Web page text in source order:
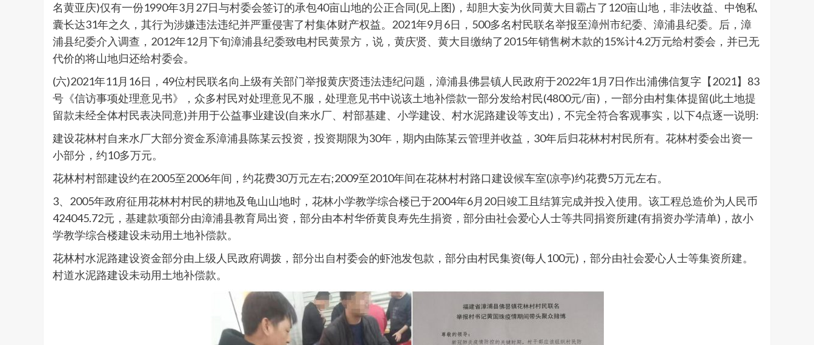
名黄亚庆)仅有一份1990年3月27日与村委会签订的承包40亩山地的公正合同(见上图)，却胆大妄为伙同黄大目霸占了120亩山地，非法收益、中饱私
囊长达31年之久，其行为涉嫌违法违纪并严重侵害了村集体财产权益。2021年9月6日，500多名村民联名举报至漳州市纪委、漳浦县纪委。后，漳
浦县纪委介入调查，2012年12月下旬漳浦县纪委致电村民黄景方，说，黄庆贤、黄大目缴纳了2015年销售树木款的15%计4.2万元给村委会，并已无
代价的将山地归还给村委会。
(六)2021年11月16日，49位村民联名向上级有关部门举报黄庆贤违法违纪问题，漳浦县佛昙镇人民政府于2022年1月7日作出浦佛信复字【2021】83
号《信访事项处理意见书》，众多村民对处理意见不服，处理意见书中说该土地补偿款一部分发给村民(4800元/亩)，一部分由村集体提留(此土地提
留款未经全体村民表决同意)并用于公益事业建设(自来水厂、村部基建、小学建设、村水泥路建设等支出)，不完全符合客观事实，以下4点逐一说明:
建设花林村自来水厂大部分资金系漳浦县陈某云投资，投资期限为30年，期内由陈某云管理并收益，30年后归花林村村民所有。花林村委会出资一
小部分，约10多万元。
花林村村部建设约在2005至2006年间，约花费30万元左右;2009至2010年间在花林村村路口建设候车室(凉亭)约花费5万元左右。
3、2005年政府征用花林村村民的耕地及龟山山地时，花林小学教学综合楼已于2004年6月20日竣工且结算完成并投入使用。该工程总造价为人民币
424045.72元，基建款项部分由漳浦县教育局出资，部分由本村华侨黄良寿先生捐资，部分由社会爱心人士等共同捐资所建(有捐资办学清单)，故小
学教学综合楼建设未动用土地补偿款。
花林村水泥路建设资金部分由上级人民政府调拨，部分出自村委会的虾池发包款，部分由村民集资(每人100元)，部分由社会爱心人士等集资所建。
村道水泥路建设未动用土地补偿款。